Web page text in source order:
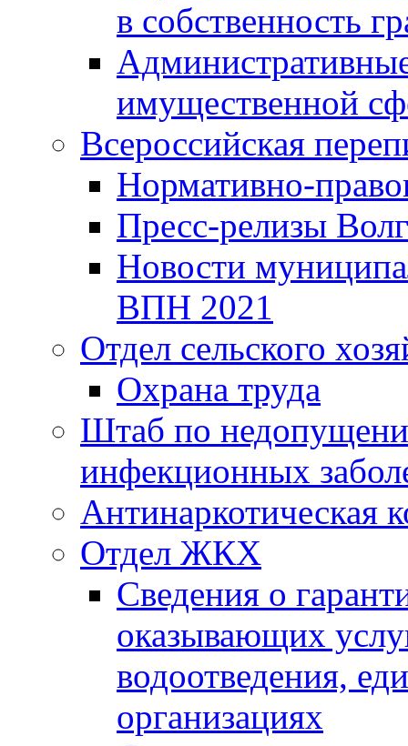
в собственность
имущественной
Всероссийская
Нормативно-
Пресс-релизы
Новости
ВПН 2021
Отдел сельского
Охрана труда
Штаб по
инфекционных
Антинаркотическая
Отдел ЖКХ
Сведения о
оказывающих
водоотведения,
организациях